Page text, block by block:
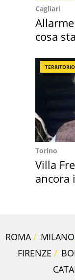
Cagliari
cosa
TERRITORIO
Torino
Villa
ancora
ROMA MILANO
FIRENZE